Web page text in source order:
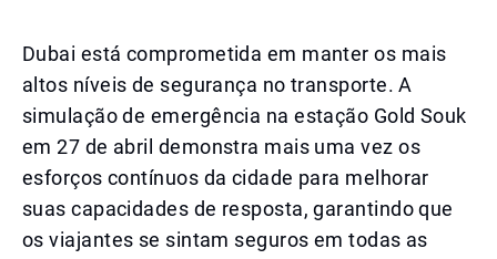
Dubai está comprometida em manter os mais
altos níveis de segurança no transporte. A
simulação de emergência na estação Gold Souk
em 27 de abril demonstra mais uma vez os
esforços contínuos da cidade para melhorar
suas capacidades de resposta, garantindo que
os viajantes se sintam seguros em todas as